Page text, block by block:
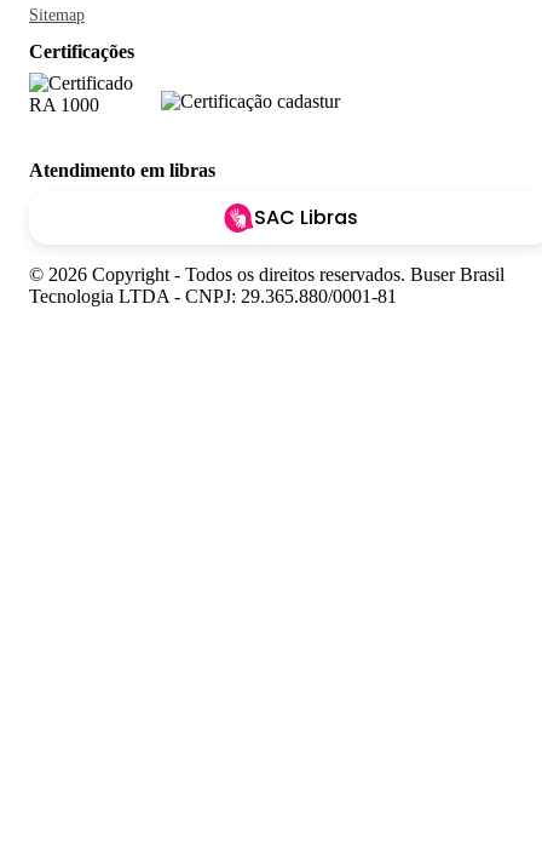
Sitemap
Certificações
Atendimento em libras
SAC Libras
© 2026 Copyright - Todos os direitos reservados. Buser Brasil
Tecnologia LTDA - CNPJ: 29.365.880/0001-81